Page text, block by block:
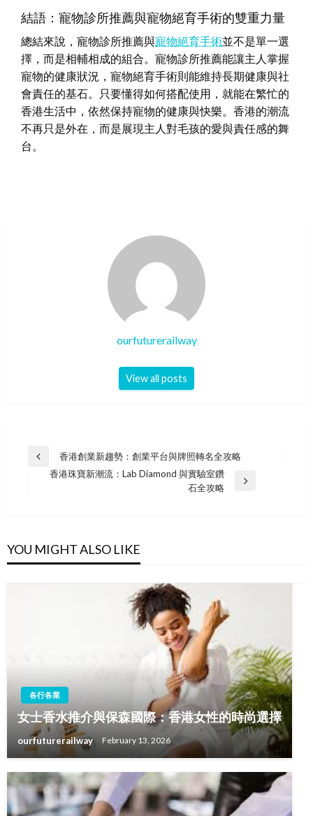
結語：寵物診所推薦與寵物絕育手術的雙重力量
總結來說，寵物診所推薦與寵物絕育手術並不是單一選
擇，而是相輔相成的組合。寵物診所推薦能讓主人掌握
寵物的健康狀況，寵物絕育手術則能維持長期健康與社
會責任的基石。只要懂得如何搭配使用，就能在繁忙的
香港生活中，依然保持寵物的健康與快樂。香港的潮流
不再只是外在，而是展現主人對毛孩的愛與責任感的舞
台。
ourfuturerailway
View all posts
Post
navigation
Previous
香港創業新趨勢：創業平台與牌照轉名全攻略
香港珠寶新潮流：Lab Diamond 與實驗室鑽
石全攻略
YOU MIGHT ALSO LIKE
各行各業
女士香水推介與保森國際：香港女性的時尚選擇
ourfuturerailway February 13, 2026